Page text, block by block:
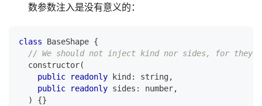
数参数注入是没有意义的：
class BaseShape {
// We should not inject kind nor sides, for
constructor(
public
readonly kind : string,
public
readonly sides : number,
)
{}